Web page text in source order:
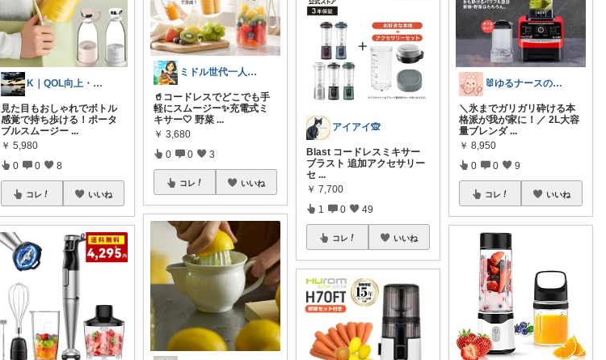
K｜QOL向上・良品選定室
見た目もおしゃれでボトル
感覚で持ち歩ける！ポータ
ブルスムージー ...
￥ 5,980
0 0 8
コレ いいね
ミドル世代一人暮らし応援隊
🥤コードレスでどこでも手
軽にスムージー✨充電式ミ
キサー🤍 野菜 ...
￥ 3,680
0 0 3
コレ いいね
アイアイ🙊
Blast コードレスミキサー
ブラスト 追加アクセサリー
セ ...
￥ 7,700
1 0 49
コレ いいね
🐰ゆるナースの愛用品ROOM🐰
＼氷までガリガリ砕ける本
格派が我が家に！／ 2L大容
量ブレンダ ...
￥ 8,950
0 0 9
コレ いいね